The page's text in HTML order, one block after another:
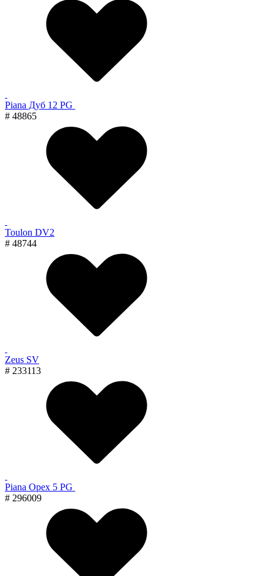
Piana Дуб 12 PG
# 48865
Toulon DV2
# 48744
Zeus SV
# 233113
Piana Орех 5 PG
# 296009